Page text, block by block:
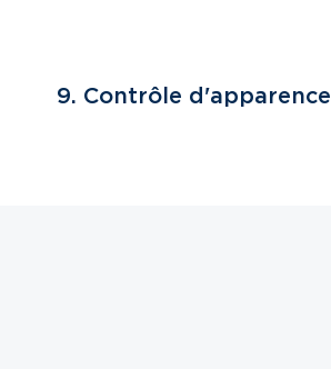
9. Contrôle d'apparence